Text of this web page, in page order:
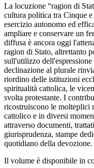
La locuzione “ragion di
cultura politica tra Cinque
esercizio autonomo ed
ampliare e conservare un
diffusa è ancora oggi
ragion di Stato, altrettanto
sull'utilizzo
declinazione al plurale
riordino delle istituzioni
spiritualità cattolica, le
svolta protestante. I
ricostruiscono le molteplici
cattolico e in diversi
attraverso documenti,
giurisprudenza, stampe
quotidiano della devozione.
Il volume è disponibile in